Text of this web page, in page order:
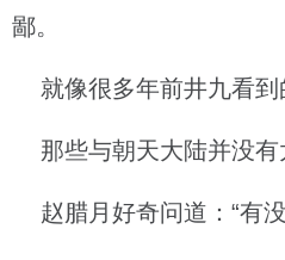
鄙。
就像很多年前井九看到
那些与朝天大陆并没有
赵腊月好奇问道：“有